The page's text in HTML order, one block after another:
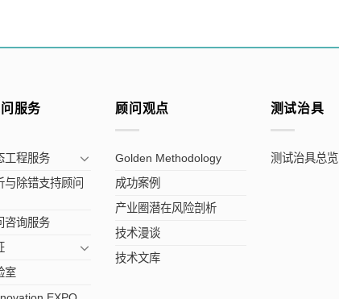
服务
工程服务
与除错支持顾问
咨询服务
室
顾问观点
Golden Methodology
成功案例
产业圈潜在风险剖析
技术漫谈
技术文库
测试治具
测试治具总览